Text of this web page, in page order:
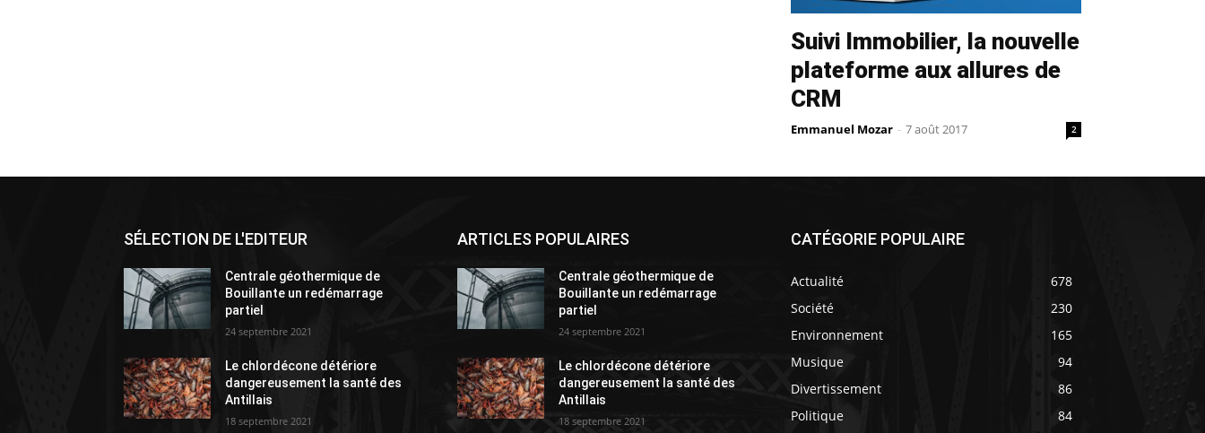
Suivi Immobilier, la nouvelle
plateforme aux allures de
CRM
Emmanuel Mozar - 7 août 2017 2
SÉLECTION DE L'EDITEUR
Centrale géothermique de
Bouillante un redémarrage
partiel
24 septembre 2021
Le chlordécone détériore
dangereusement la santé des
Antillais
18 septembre 2021
ARTICLES POPULAIRES
Centrale géothermique de
Bouillante un redémarrage
partiel
24 septembre 2021
Le chlordécone détériore
dangereusement la santé des
Antillais
18 septembre 2021
CATÉGORIE POPULAIRE
Actualité
678
Société
230
Environnement
165
Musique
94
Divertissement
86
Politique
84